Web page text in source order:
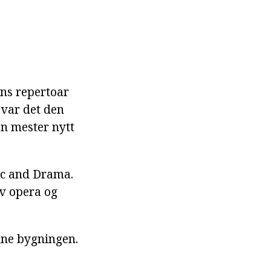
repertoar
det den
mester nytt
and Drama.
opera og
bygningen.